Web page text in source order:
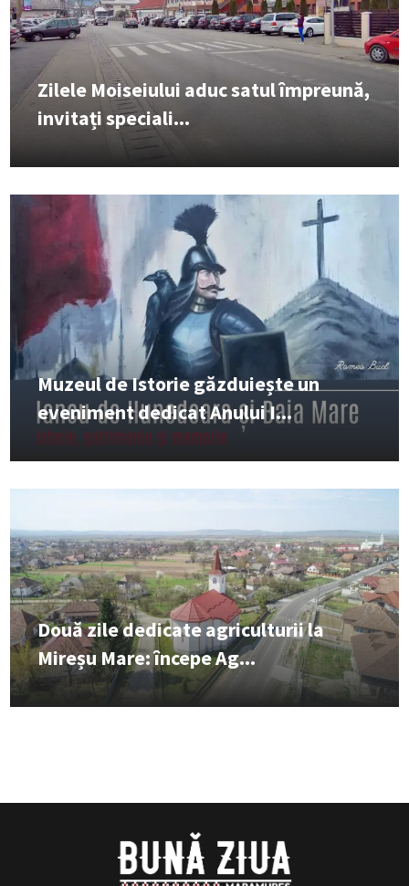
Zilele Moiseiului aduc satul împreună,
invitați speciali...
Muzeul de Istorie găzduiește un
eveniment dedicat Anului I...
Două zile dedicate agriculturii la
Mireșu Mare: începe Ag...